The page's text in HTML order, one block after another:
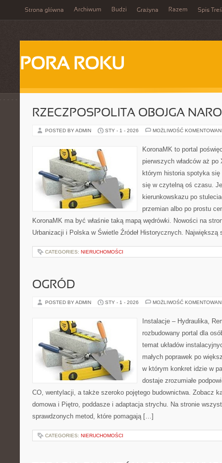
Strona główna Archiwum Budzi Grażyna Razem Spis
PORA ROKU
RZECZPOSPOLITA OBOJGA
POSTED BY ADMIN STY - 1 - 2026 MOŻLIWOŚĆ
KoronaMK to portal
pierwszych władców aż
którym historia spotyka się
się w czytelną oś czasu.
kierunkowskazu po
przemian albo po prostu
KoronaMK ma być właśnie taką mapą wędrówki. Nowości na
Urbanizacji i Polska w Świetle Źródeł Historycznych. Największą
CATEGORIES: NIERUCHOMOŚCI
OGRÓD
POSTED BY ADMIN STY - 1 - 2026 MOŻLIWOŚĆ
Instalacje – Hydraulika,
rozbudowany portal dla
temat układów
małych poprawek po
w którym konkret idzie w
dostaje zrozumiałe
CO, wentylacji, a także szeroko pojętego budownictwa. Zobacz
domowa i Piętro, poddasze i adaptacja strychu. Na stronie
sprawdzonych metod, które pomagają […]
CATEGORIES: NIERUCHOMOŚCI